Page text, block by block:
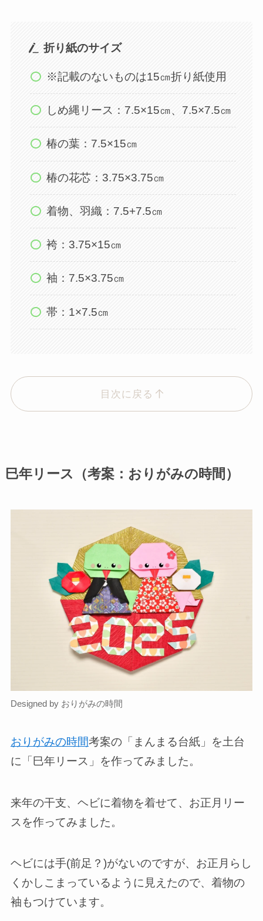
折り紙のサイズ
※記載のないものは15㎝折り紙使用
しめ縄リース：7.5×15㎝、7.5×7.5㎝
椿の葉：7.5×15㎝
椿の花芯：3.75×3.75㎝
着物、羽織：7.5+7.5㎝
袴：3.75×15㎝
袖：7.5×3.75㎝
帯：1×7.5㎝
目次に戻る
巳年リース（考案：おりがみの時間）
Designed by おりがみの時間
おりがみの時間考案の「まんまる台紙」を土台
に「巳年リース」を作ってみました。
来年の干支、ヘビに着物を着せて、お正月リー
スを作ってみました。
ヘビには手(前足？)がないのですが、お正月らし
くかしこまっているように見えたので、着物の
袖もつけています。